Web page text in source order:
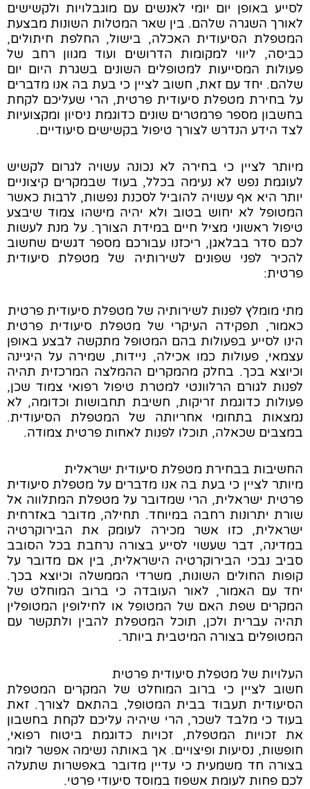
לסייע באופן יום יומי לאנשים עם מוגבלויות ולקשישים
לאורך השגרה שלהם. בין שאר המטלות השונות מבצעת
המטפלת הסיעודית האכלה, בישול, החלפת חיתולים,
כביסה, ליווי למקומות הדרושים ועוד מגוון רחב של
פעולות המסייעות למטופלים השונים בשגרת היום יום
שלהם. יחד עם זאת, חשוב לציין כי בעת בה אנו מדברים
על בחירת מטפלת סיעודית פרטית, הרי שעליכם לקחת
בחשבון מספר פרמטרים שונים כדוגמת ניסיון ומקצועיות
לצד הידע הנדרש לצורך טיפול בקשישים סיעודיים.
מיותר לציין כי בחירה לא נכונה עשויה לגרום לקשיש
לעוגמת נפש לא נעימה בכלל, בעוד שבמקרים קיצוניים
יותר היא אף עשויה להוביל לסכנת נפשות, לרבות כאשר
המטופל לא יחוש בטוב ולא יהיה מישהו צמוד שיבצע
טיפול ראשוני מציל חיים במידת הצורך. על מנת לעשות
לכם סדר בבלאגן, ריכזנו עבורכם מספר דגשים שחשוב
להכיר לפני שפונים לשירותיה של מטפלת סיעודית
פרטית:
מתי מומלץ לפנות לשירותיה של מטפלת סיעודית פרטית
כאמור, תפקידה העיקרי של מטפלת סיעודית פרטית
הינו לסייע בפעולות בהם המטופל מתקשה לבצע באופן
עצמאי, פעולות כמו אכילה, ניידות, שמירה על היגיינה
וכיוצא בכך. בחלק מהמקרים ההמלצה המרכזית תהיה
לפנות לגורם הרלוונטי למטרת טיפול רפואי צמוד שכן,
פעולות כדוגמת זריקות, חשיבת תחבושות וכדומה, לא
נמצאות בתחומי אחריותה של המטפלת הסיעודית.
במצבים שכאלה, תוכלו לפנות לאחות פרטית צמודה.
החשיבות בבחירת מטפלת סיעודית ישראלית
מיותר לציין כי בעת בה אנו מדברים על מטפלת סיעודית
פרטית ישראלית, הרי שמדובר על מטפלת המתלווה אל
שורת יתרונות רחבה במיוחד. תחילה, מדובר באזרחית
ישראלית, כזו אשר מכירה לעומק את הבירוקרטיה
במדינה, דבר שעשוי לסייע בצורה נרחבת בכל הסובב
סביב נבכי הבירוקרטיה הישראלית, בין אם מדובר על
קופות החולים השונות, משרדי הממשלה וכיוצא בכך.
יחד עם האמור, לאור העובדה כי ברוב המוחלט של
המקרים שפת האם של המטופל או לחילופין המטופלין
תהיה עברית ולכן, תוכל המטפלת להבין ולתקשר עם
המטופלים בצורה המיטבית ביותר.
העלויות של מטפלת סיעודית פרטית
חשוב לציין כי ברוב המוחלט של המקרים המטפלת
הסיעודית תעבוד בבית המטופל, בהתאם לצורך. זאת
בעוד כי מלבד לשכר, הרי שיהיה עליכם לקחת בחשבון
את זכויות המטפלת, זכויות כדוגמת ביטוח רפואי,
חופשות, נסיעות ופיצויים. אך באותה נשימה אפשר לומר
בצורה חד משמעית כי עדיין מדובר באפשרות שתעלה
לכם פחות לעומת אשפוז במוסד סיעודי פרטי.